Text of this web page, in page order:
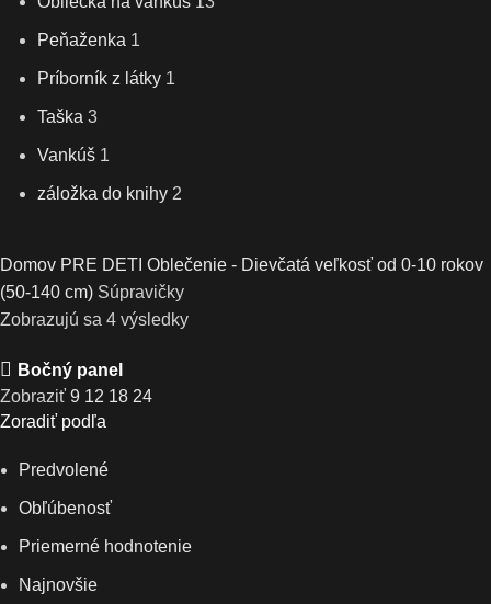
Peňaženka 1
Príborník z látky 1
Taška 3
Vankúš 1
záložka do knihy 2
Domov PRE DETI Oblečenie - Dievčatá veľkosť od 0-10 rokov
(50-140 cm) Súpravičky
Zobrazujú sa 4 výsledky
Bočný panel
Zobraziť 9 12 18 24
Zoradiť podľa
Predvolené
Obľúbenosť
Priemerné hodnotenie
Najnovšie